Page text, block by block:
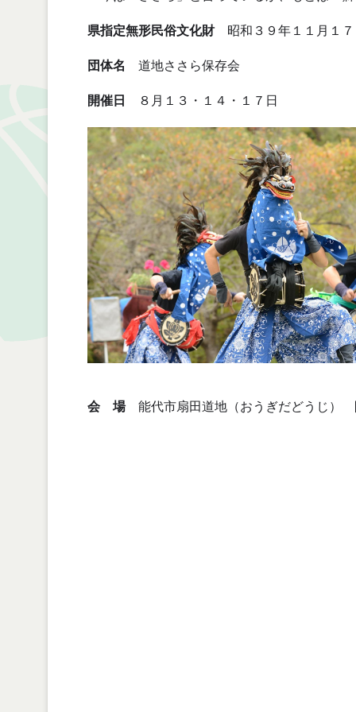
県指定無形民俗文化財昭和３９年１１月１７
団体名 道地ささら保存会
開催日 ８月１３・１４・１７日
会 場能代市扇田道地（おうぎだどうじ）